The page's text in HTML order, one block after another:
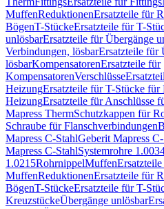
MuffenReduktionenErsatzteile für
BögenT-StückeErsatzteile für T-
unlösbarErsatzteile für Übergänge
Verbindungen, lösbarErsatzteile für
lösbarKompensatorenErsatzteile für
KompensatorenVerschlüsse
HeizungErsatzteile für T-Stücke für
HeizungErsatzteile für Anschlüsse
Mapress ThermSchutzkappen für
Schraube für Flanschverbindungen
Mapress C-StahlGeberit Mapress
Mapress C-StahlSystemrohre
1.0215RohrnippelMuffen
MuffenReduktionenErsatzteile für
BögenT-StückeErsatzteile für T-
KreuzstückeÜbergänge unlösbar